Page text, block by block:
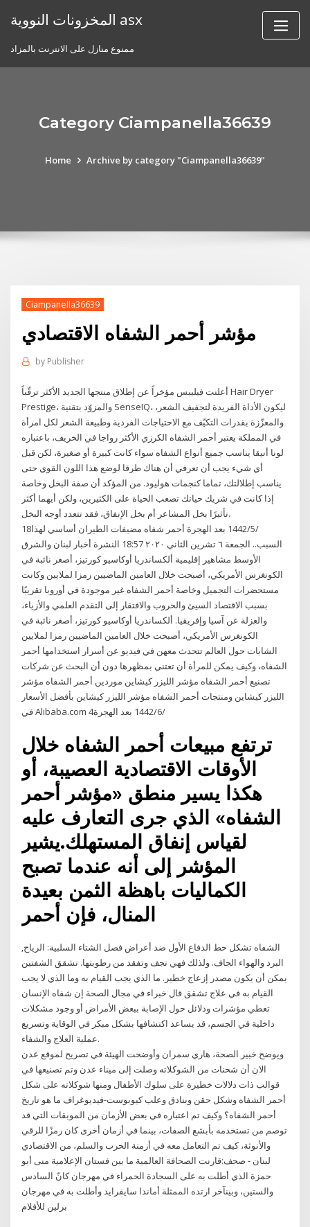
المخزونات النووية asx
ممنوع منازل على الانترنت بالمزاد
Category Ciampanella36639
Home Archive by category "Ciampanella36639"
Ciampanella36639
مؤشر أحمر الشفاه الاقتصادي
by Publisher
أعلنت فيليبس مؤخراً عن إطلاق منتجها الجديد الأكثر ترقّباً Hair Dryer
Prestige، والمزوّد بتقنية SenseIQ، ليكون الأداة الفريدة لتجفيف الشعر،
والمعزّزة بقدرات التكيّف مع الاحتياجات الفردية وطبيعة الشعر لكل امرأة
في المملكة يعتبر أحمر الشفاه الكرزي الأكثر رواجا في الخريف، باعتباره
لونا أنيقا يناسب جميع أنواع الشفاه سواء كانت كبيرة أو صغيرة، لكن قبل
أي شيء يجب أن تعرفي أن هناك طرقا لوضع هذا اللون القوي حتى
يناسب إطلالتك، تماما كنجمات هوليود. من المؤكد أن صفة البخل وخاصة
إذا كانت في شريك حياتك تصعب الحياة على الكثيرين، ولكن أيهما أكثر
تأثيرًا بخل المشاعر أم بخل الإنفاق، فقد تتعدد أوجه البخل.
18‏‏/5‏‏/1442 بعد الهجرة أحمر شفاه مضيفات الطيران أساسي لهذا
السبب.. الجمعة ٦ تشرين الثاني ٢٠٢٠ 18:57 النشرة أخبار لبنان والشرق
الأوسط مشاهير إقليمية ألكساندريا أوكاسيو كورتيز، أصغر نائبة في
الكونغرس الأمريكي، أصبحت خلال العامين الماضيين رمزا لملايين وكانت
مستحضرات التجميل وخاصة أحمر الشفاه غير موجودة في أوروبا تقريبًا
بسبب الاقتصاد السيئ والحروب والافتقار إلى التقدم العلمي والأزياء،
والعزلة عن آسيا وإفريقيا. ألكساندريا أوكاسيو كورتيز، أصغر نائبة في
الكونغرس الأمريكي، أصبحت خلال العامين الماضيين رمزا لملايين
الشابات حول العالم تتحدث معهن في فيديو عن أسرار استخدامها أحمر
الشفاه، وكيف يمكن للمرأة أن تعتني بمظهرها دون أن البحث عن شركات
تصنيع أحمر الشفاه مؤشر الليزر كيشاين موردين أحمر الشفاه مؤشر
الليزر كيشاين ومنتجات أحمر الشفاه مؤشر الليزر كيشاين بأفضل الأسعار
في Alibaba.com 4‏‏/6‏‏/1442 بعد الهجرة
ترتفع مبيعات أحمر الشفاه خلال
الأوقات الاقتصادية العصيبة، أو
هكذا يسير منطق «مؤشر أحمر
الشفاه» الذي جرى التعارف عليه
لقياس إنفاق المستهلك.يشير
المؤشر إلى أنه عندما تصبح
الكماليات باهظة الثمن بعيدة
المنال، فإن أحمر
الشفاه تشكل خط الدفاع الأول ضد أعراض فصل الشتاء السلبية: الرياح,
البرد والهواء الجاف. ولذلك فهي تجف وتفقد من رطوبتها. تشقق الشفتين
يمكن أن يكون مصدر إزعاج خطير. ما الذي يجب القيام به وما الذي لا يجب
القيام به في علاج تشقق قال خبراء في مجال الصحة إن شفاه الإنسان
تعطي مؤشرات ودلائل حول الإصابة ببعض الأمراض أو وجود مشكلات
داخلية في الجسم، قد يساعد اكتشافها بشكل مبكر في الوقاية وتسريع
عملية العلاج والشفاء.
ويوضح خبير الصحة، هاري سمران وأوضحت الهيئة في تصريح لموقع عدن
الان أن شحنات من الشوكلاته وصلت إلى ميناء عدن وتم تصنيعها في
قوالب ذات دلالات خطيرة على سلوك الأطفال ومنها شوكلاته على شكل
أحمر الشفاه وشكل حقن وبنادق وعلب كيوبوست-فيديوغراف ما هو تاريخ
أحمر الشفاه؟ وكيف تم اعتباره في بعض الأزمان من الموبقات التي قد
توصم من تستخدمه بأبشع الصفات، بينما في أزمان أخرى كان رمزًا للرقي
والأنوثة، كيف تم التعامل معه في أزمنة الحرب والسلم، من الاقتصادي
لبنان - صحف:قارنت الصحافة العالمية ما بين فستان الإعلامية منى أبو
حمزة الذي أطلت به على السجادة الحمراء في مهرجان كانّ السادس
والستين، وبينآخر ارتده الممثلة أماندا سايفرايد وأطلت به في مهرجان
برلين للأفلام